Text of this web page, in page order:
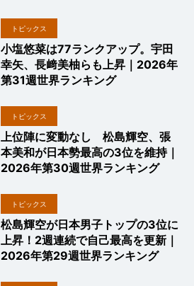
トピックス
小塩悠菜は77ランクアップ。宇田
幸矢、長﨑美柚らも上昇｜2026年
第31週世界ランキング
トピックス
上位陣に変動なし 松島輝空、張
本美和が日本勢最高の3位を維持｜
2026年第30週世界ランキング
トピックス
松島輝空が日本男子トップの3位に
上昇！2週連続で自己最高を更新｜
2026年第29週世界ランキング